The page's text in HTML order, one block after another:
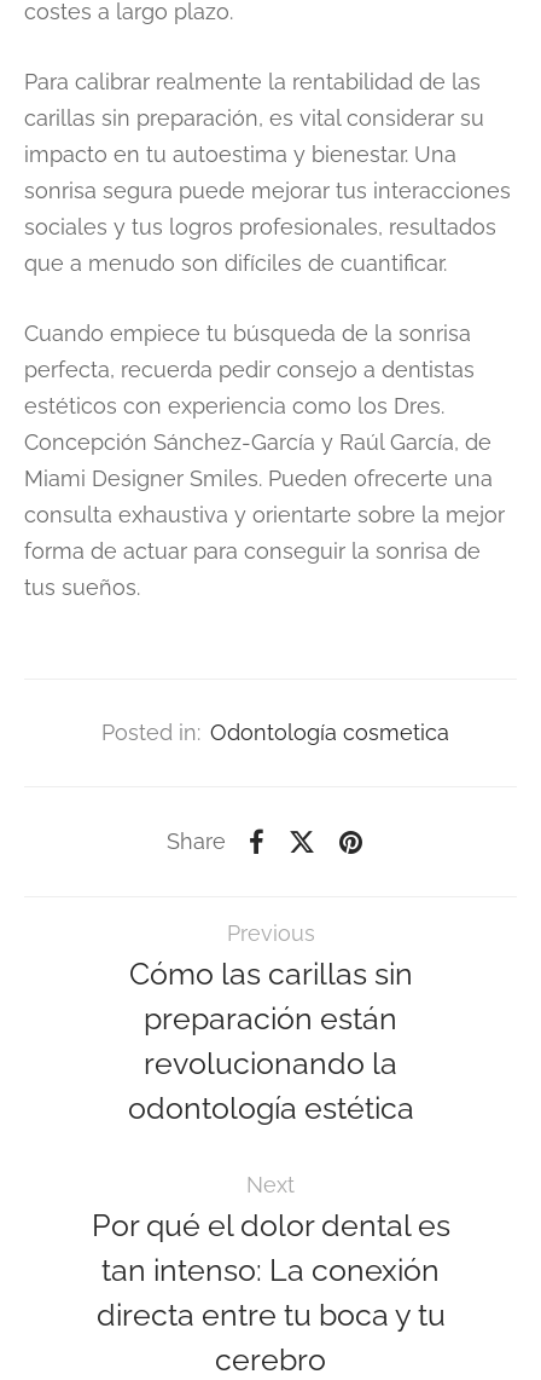
costes a largo plazo.
Para calibrar realmente la rentabilidad de las
carillas sin preparación, es vital considerar su
impacto en tu autoestima y bienestar. Una
sonrisa segura puede mejorar tus interacciones
sociales y tus logros profesionales, resultados
que a menudo son difíciles de cuantificar.
Cuando empiece tu búsqueda de la sonrisa
perfecta, recuerda pedir consejo a dentistas
estéticos con experiencia como los Dres.
Concepción Sánchez-García y Raúl García, de
Miami Designer Smiles. Pueden ofrecerte una
consulta exhaustiva y orientarte sobre la mejor
forma de actuar para conseguir la sonrisa de
tus sueños.
Posted in: Odontología cosmetica
Share
Previous
Cómo las carillas sin
preparación están
revolucionando la
odontología estética
Next
Por qué el dolor dental es
tan intenso: La conexión
directa entre tu boca y tu
cerebro